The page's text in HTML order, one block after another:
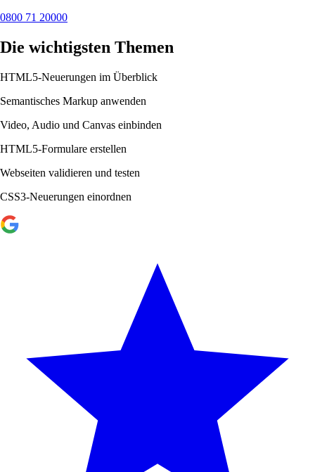
0800 71 20000
Die wichtigsten Themen
HTML5-Neuerungen im Überblick
Semantisches Markup anwenden
Video, Audio und Canvas einbinden
HTML5-Formulare erstellen
Webseiten validieren und testen
CSS3-Neuerungen einordnen